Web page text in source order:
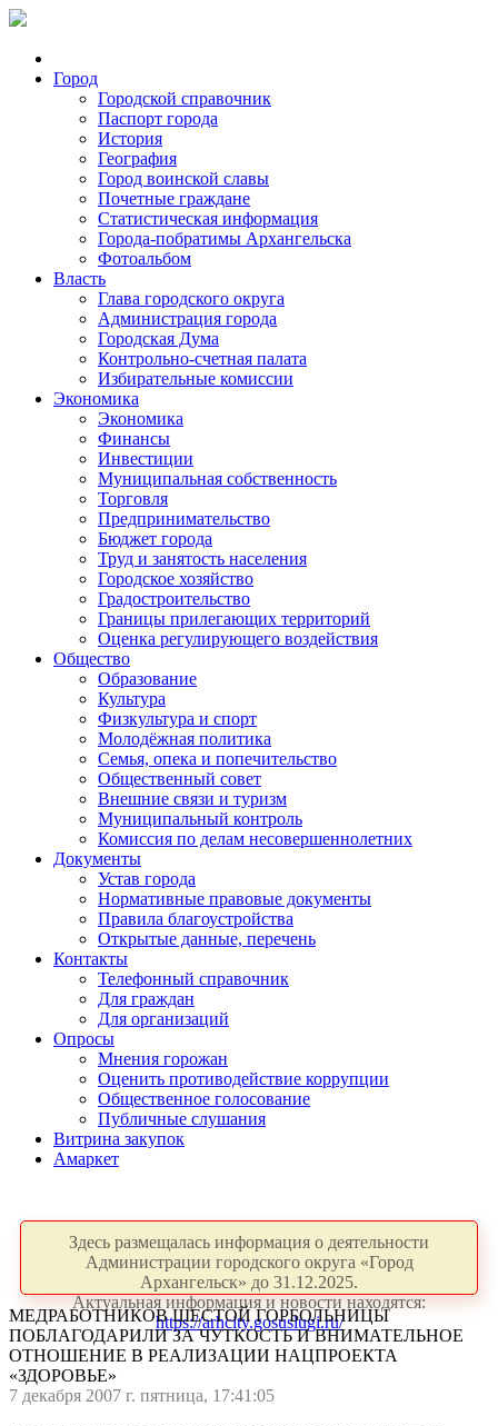
Город
Городской справочник
Паспорт города
История
География
Город воинской славы
Почетные граждане
Статистическая информация
Города-побратимы Архангельска
Фотоальбом
Власть
Глава городского округа
Администрация города
Городская Дума
Контрольно-счетная палата
Избирательные комиссии
Экономика
Экономика
Финансы
Инвестиции
Муниципальная собственность
Торговля
Предпринимательство
Бюджет города
Труд и занятость населения
Городское хозяйство
Градостроительство
Границы прилегающих территорий
Оценка регулирующего воздействия
Общество
Образование
Культура
Физкультура и спорт
Молодёжная политика
Семья, опека и попечительство
Общественный совет
Внешние связи и туризм
Муниципальный контроль
Комиссия по делам несовершеннолетних
Документы
Устав города
Нормативные правовые документы
Правила благоустройства
Открытые данные, перечень
Контакты
Телефонный справочник
Для граждан
Для организаций
Опросы
Мнения горожан
Оценить противодействие коррупции
Общественное голосование
Публичные слушания
Витрина закупок
Амаркет
Здесь размещалась информация о деятельности
Администрации городского округа «Город
Архангельск» до 31.12.2025.
Актуальная информация и новости находятся:
https://arhcity.gosuslugi.ru/
МЕДРАБОТНИКОВ ШЕСТОЙ ГОРБОЛЬНИЦЫ
ПОБЛАГОДАРИЛИ ЗА ЧУТКОСТЬ И ВНИМАТЕЛЬНОЕ
ОТНОШЕНИЕ В РЕАЛИЗАЦИИ НАЦПРОЕКТА
«ЗДОРОВЬЕ»
7 декабря 2007 г. пятница, 17:41:05